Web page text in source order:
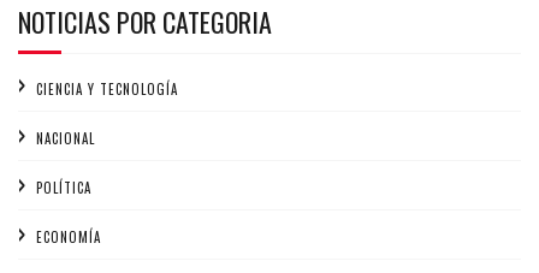
NOTICIAS POR CATEGORIA
CIENCIA Y TECNOLOGÍA
NACIONAL
POLÍTICA
ECONOMÍA